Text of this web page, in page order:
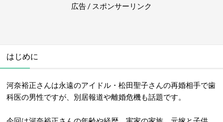
広告 / スポンサーリンク
はじめに
河奈裕正さんは永遠のアイドル・松田聖子さんの再婚相手で歯
科医の男性ですが、別居報道や離婚危機も話題です。